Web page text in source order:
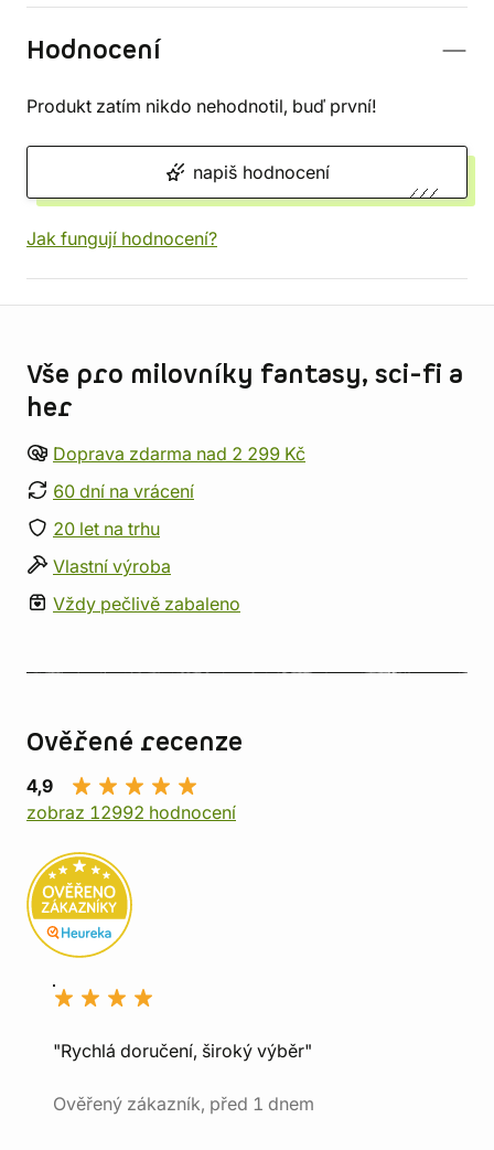
Hodnocení
Produkt zatím nikdo nehodnotil, buď první!
napiš hodnocení
Jak fungují hodnocení?
Vše pro milovníky fantasy, sci-fi a
her
Doprava zdarma nad 2 299 Kč
60 dní na vrácení
20 let na trhu
Vlastní výroba
Vždy pečlivě zabaleno
Ověřené recenze
4,9
zobraz 12992 hodnocení
"Rychlá doručení, široký výběr"
Ověřený zákazník, před 1 dnem